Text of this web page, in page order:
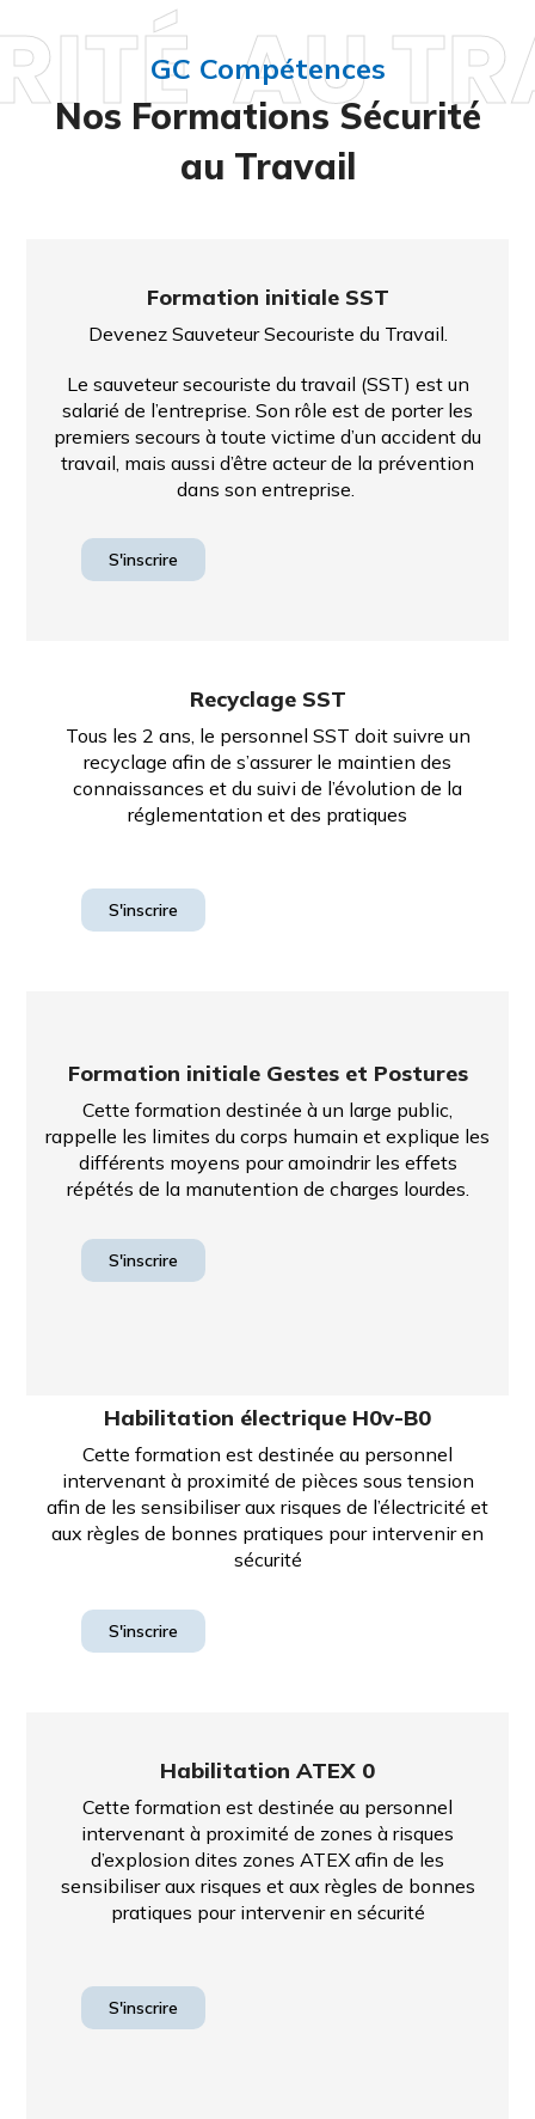
GC Compétences
Nos Formations Sécurité
au Travail
AU
Formation initiale SST
Devenez Sauveteur Secouriste du Travail.
Le sauveteur secouriste du travail (SST) est un
salarié de l’entreprise. Son rôle est de porter les
premiers secours à toute victime d’un accident du
travail, mais aussi d’être acteur de la prévention
dans son entreprise.
S'inscrire
Recyclage SST
Tous les 2 ans, le personnel SST doit suivre un
recyclage afin de s’assurer le maintien des
connaissances et du suivi de l’évolution de la
réglementation et des pratiques
S'inscrire
Formation initiale Gestes et Postures
Cette formation destinée à un large public,
rappelle les limites du corps humain et explique les
différents moyens pour amoindrir les effets
répétés de la manutention de charges lourdes.
S'inscrire
Habilitation électrique H0v-B0
Cette formation est destinée au personnel
intervenant à proximité de pièces sous tension
afin de les sensibiliser aux risques de l’électricité et
aux règles de bonnes pratiques pour intervenir en
sécurité
S'inscrire
Habilitation ATEX 0
Cette formation est destinée au personnel
intervenant à proximité de zones à risques
d’explosion dites zones ATEX afin de les
sensibiliser aux risques et aux règles de bonnes
pratiques pour intervenir en sécurité
S'inscrire